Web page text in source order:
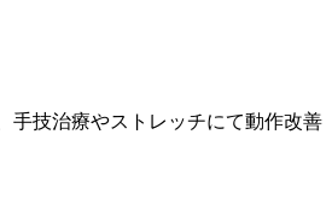
手技治療やストレッチにて動作改善